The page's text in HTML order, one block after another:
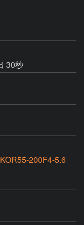
30秒
200F4-5.6